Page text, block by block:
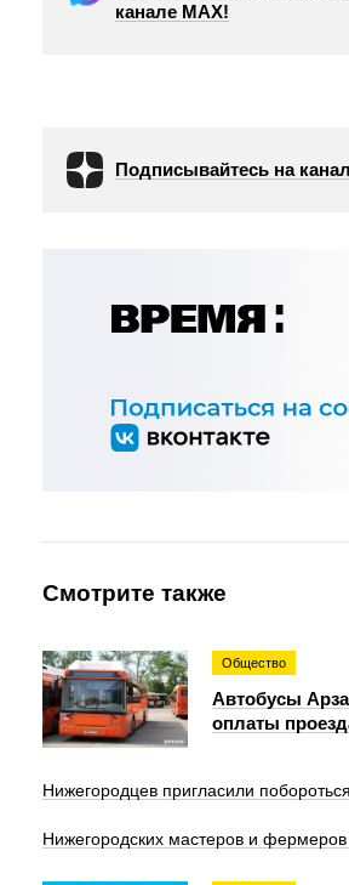
канале МАХ!
Подписывайтесь на
Смотрите также
Общество
Автобусы
оплаты
Нижегородцев пригласили
Нижегородских мастеров и